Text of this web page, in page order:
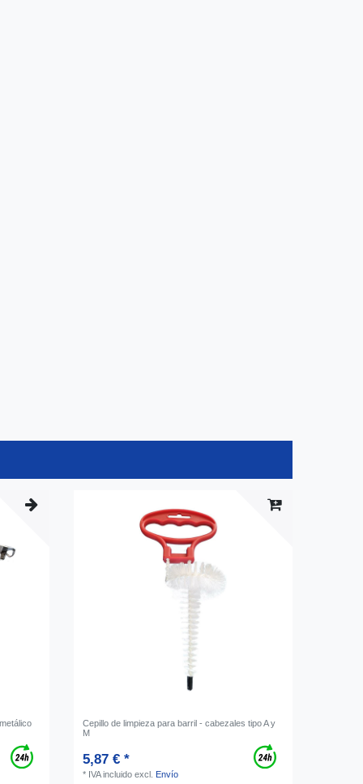
Cepillo de limpieza para barril - cabezales tipo A y
M
5,87 € *
* IVA incluido excl. Envío